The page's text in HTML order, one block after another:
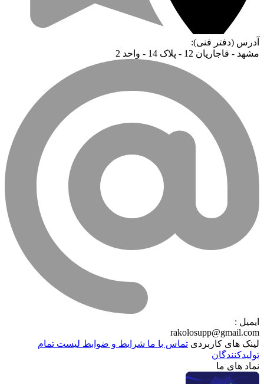
آدرس (دفتر فنی):
مشهد - قاجاریان 12 - پلاک 14 - واحد 2
ایمیل :
rakolosupp@gmail.com
لینک های کاربردی تماس با ماشرایط و ضوابطلیست تمام
تولیدکنندگان
نماد های ما